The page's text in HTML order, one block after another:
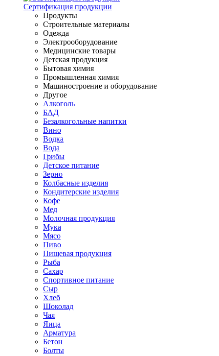
Сертификация продукции
Продукты
Строительные материалы
Одежда
Электрооборудование
Медицинские товары
Детская продукция
Бытовая химия
Промышленная химия
Машиностроение и оборудование
Другое
Алкоголь
БАД
Безалкогольные напитки
Вино
Водка
Вода
Грибы
Детское питание
Зерно
Колбасные изделия
Кондитерские изделия
Кофе
Мед
Молочная продукция
Мука
Мясо
Пиво
Пищевая продукция
Рыба
Сахар
Спортивное питание
Сыр
Хлеб
Шоколад
Чая
Яица
Арматура
Бетон
Болты